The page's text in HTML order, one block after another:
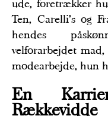
ude, foretrækker
Ten, Carelli's og
hendes
velforarbejdet
modearbejde, hun
En
Rækkevidde